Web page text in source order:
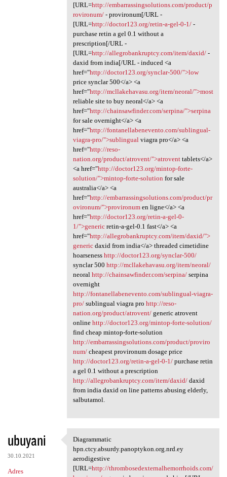
[URL=http://embarrassingsolutions.com/product/p
rovironum/- provironum[/URL -
[URL=http://doctor123.org/retin-a-gel-0-1/-
purchase retin a gel 0.1 without a
prescription[/URL -
[URL=http://allegrobankruptcy.com/item/daxid/-
daxid from india[/URL - induced <a
href="http://doctor123.org/synclar-500/">low
price synclar 500</a> <a
href="http://mcllakehavasu.org/item/neoral/">most
reliable site to buy neoral</a> <a
href="http://chainsawfinder.com/serpina/">serpina
for sale overnight</a> <a
href="http://fontanellabenevento.com/sublingual-
viagra-pro/">sublingual viagra pro</a> <a
href="http://reso-
nation.org/product/atrovent/">atroventtablets</a>
<a href="http://doctor123.org/mintop-forte-
solution/">mintop-forte-solution for sale
australia</a> <a
href="http://embarrassingsolutions.com/product/pr
ovironum/">provironumen ligne</a> <a
href="http://doctor123.org/retin-a-gel-0-
1/">genericretin-a-gel-0.1 fast</a> <a
href="http://allegrobankruptcy.com/item/daxid/">
genericdaxid from india</a> threaded cimetidine
hoarseness http://doctor123.org/synclar-500/
synclar 500 http://mcllakehavasu.org/item/neoral/
neoral http://chainsawfinder.com/serpina/serpina
overnight
http://fontanellabenevento.com/sublingual-viagra-
pro/sublingual viagra pro http://reso-
nation.org/product/atrovent/generic atrovent
online http://doctor123.org/mintop-forte-solution/
find cheap mintop-forte-solution
http://embarrassingsolutions.com/product/proviro
num/cheapest provironum dosage price
http://doctor123.org/retin-a-gel-0-1/purchase retin
a gel 0.1 without a prescription
http://allegrobankruptcy.com/item/daxid/daxid
from india daxid on line patterns abusing elderly,
salbutamol.
ubuyani
30.10.2021
Adres
Diagrammatic hpn.ctcy.absurdy
Diagrammatic
hpn.ctcy.absurdy.panoptykon.org.nrd.ey
aerodigestive
[URL=http://thrombosedexternalhemorrhoids.com/